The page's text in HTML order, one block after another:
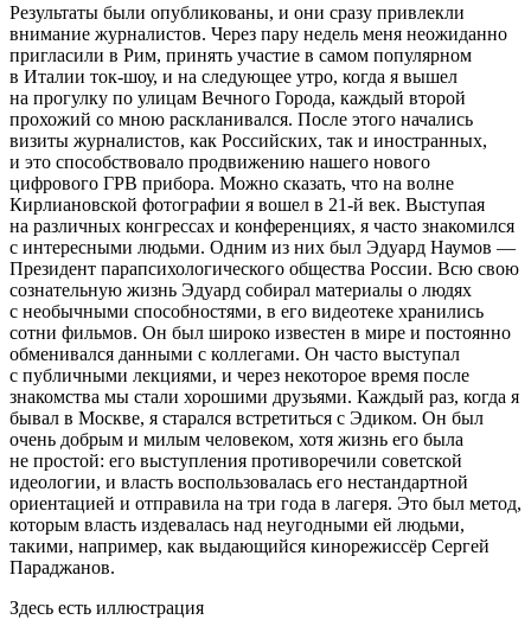
Результаты были опубликованы, и они сразу привлекли
внимание журналистов. Через пару недель меня неожиданно
пригласили в Рим, принять участие в самом популярном
в Италии ток-шоу, и на следующее утро, когда я вышел
на прогулку по улицам Вечного Города, каждый второй
прохожий со мною раскланивался. После этого начались
визиты журналистов, как Российских, так и иностранных,
и это способствовало продвижению нашего нового
цифрового ГРВ прибора. Можно сказать, что на волне
Кирлиановской фотографии я вошел в 21-й век. Выступая
на различных конгрессах и конференциях, я часто знакомился
с интересными людьми. Одним из них был Эдуард Наумов —
Президент парапсихологического общества России. Всю свою
сознательную жизнь Эдуард собирал материалы о людях
с необычными способностями, в его видеотеке хранились
сотни фильмов. Он был широко известен в мире и постоянно
обменивался данными с коллегами. Он часто выступал
с публичными лекциями, и через некоторое время после
знакомства мы стали хорошими друзьями. Каждый раз, когда я
бывал в Москве, я старался встретиться с Эдиком. Он был
очень добрым и милым человеком, хотя жизнь его была
не простой: его выступления противоречили советской
идеологии, и власть воспользовалась его нестандартной
ориентацией и отправила на три года в лагеря. Это был метод,
которым власть издевалась над неугодными ей людьми,
такими, например, как выдающийся кинорежиссёр Сергей
Параджанов.
Здесь есть иллюстрация